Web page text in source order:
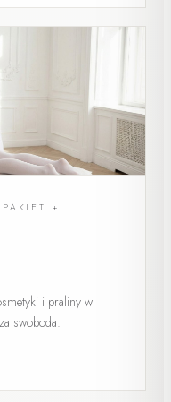
+
i praliny w
swoboda.